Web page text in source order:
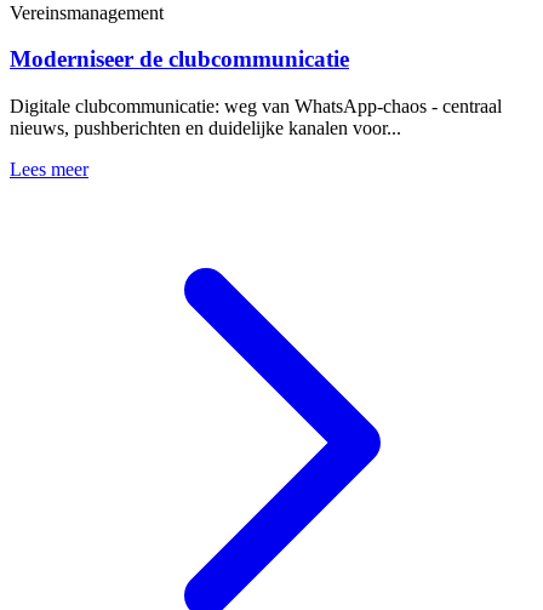
Vereinsmanagement
Moderniseer de clubcommunicatie
Digitale clubcommunicatie: weg van WhatsApp-chaos - centraal
nieuws, pushberichten en duidelijke kanalen voor...
Lees meer